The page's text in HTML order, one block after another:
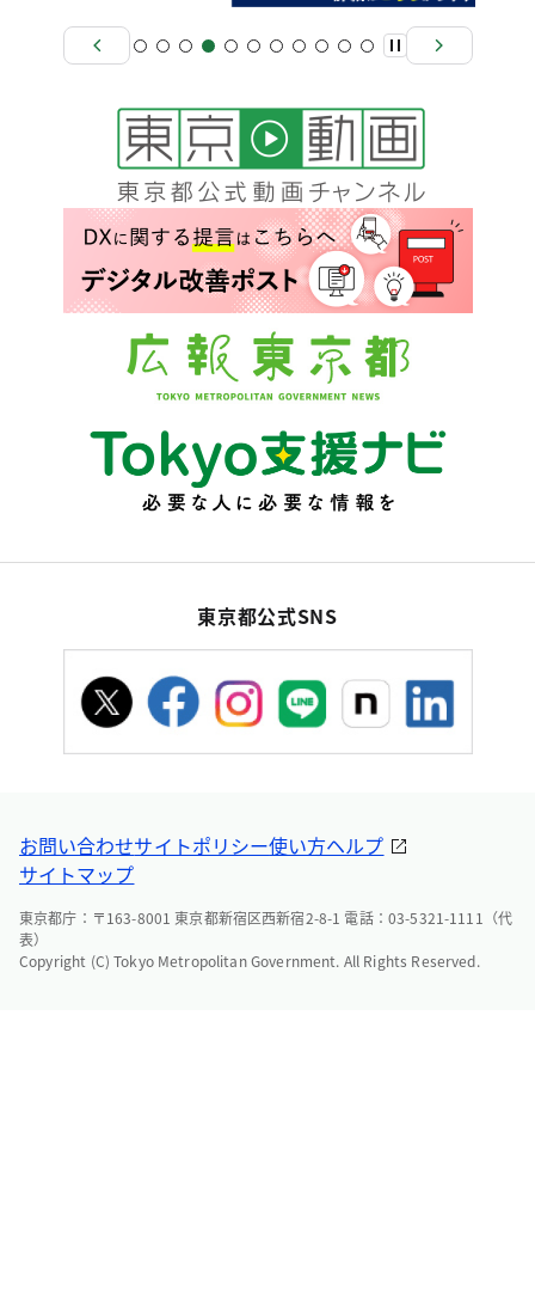
東京都公式SNS
お問い合わせサイトポリシー使い方ヘルプ
サイトマップ
東京都庁：〒163-8001 東京都新宿区西新宿2-8-1 電話：03-5321-1111（代
表）
Copyright (C) Tokyo Metropolitan Government. All Rights Reserved.